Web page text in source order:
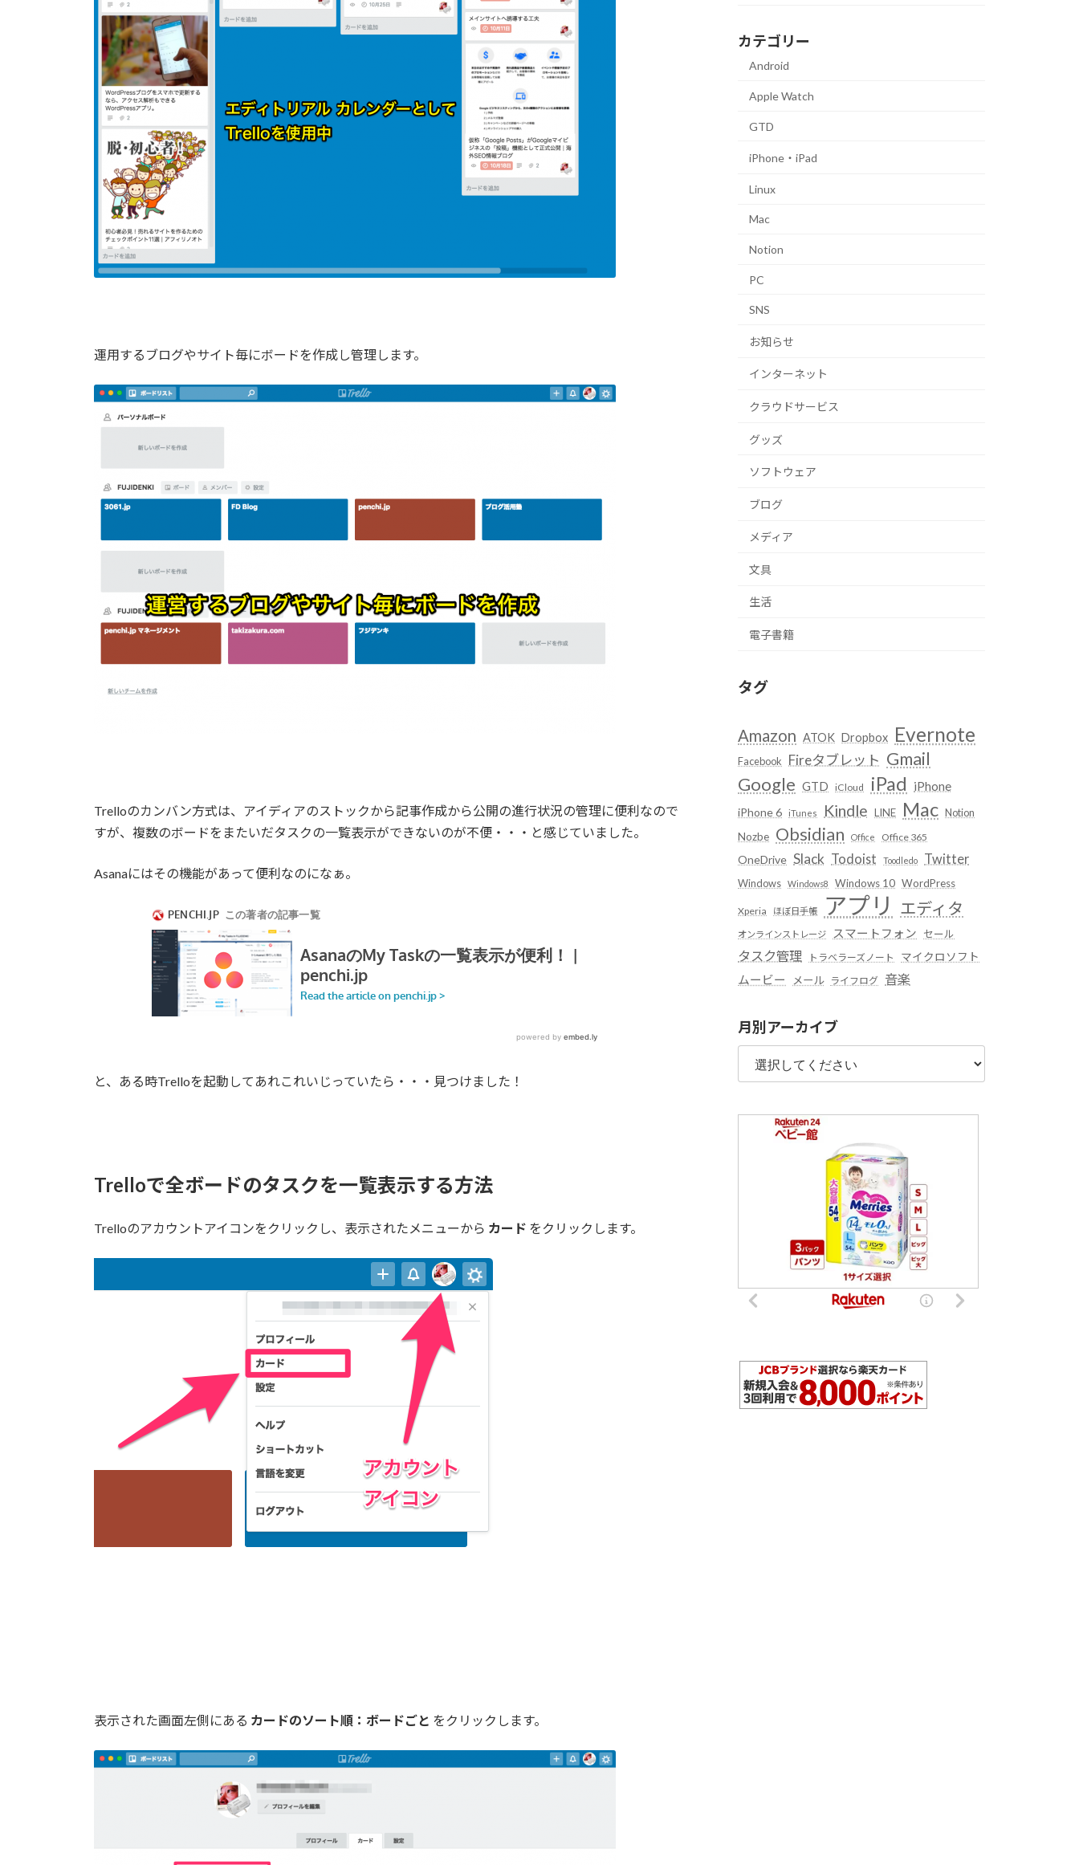
運用するブログやサイト毎にボードを作成し管理します。
Trelloのカンバン方式は、アイディアのストックから記事作成から公開の進行状況の管理に便利なので
すが、複数のボードをまたいだタスクの一覧表示ができないのが不便・・・と感じていました。
Asanaにはその機能があって便利なのになぁ。
と、ある時Trelloを起動してあれこれいじっていたら・・・見つけました！
Trelloで全ボードのタスクを一覧表示する方法
Trelloのアカウントアイコンをクリックし、表示されたメニューから カード をクリックします。
表示された画面左側にある カードのソート順：ボードごと をクリックします。
カテゴリー
Android
Apple Watch
GTD
iPhone・iPad
Linux
Mac
Notion
PC
SNS
お知らせ
インターネット
クラウドサービス
グッズ
ソフトウェア
ブログ
メディア
文具
生活
電子書籍
タグ
Amazon ATOK Dropbox Evernote
Facebook Fireタブレット Gmail
Google GTD iCloud iPad iPhone
iPhone 6 iTunes Kindle LINE Mac Notion
Nozbe Obsidian Office Office 365
OneDrive Slack Todoist Toodledo Twitter
Windows Windows8 Windows 10 WordPress
Xperia ほぼ日手帳 アプリ エディタ
オンラインストレージ スマートフォン セール
タスク管理 トラベラーズノート マイクロソフト
ムービー メール ライフログ 音楽
月別アーカイブ